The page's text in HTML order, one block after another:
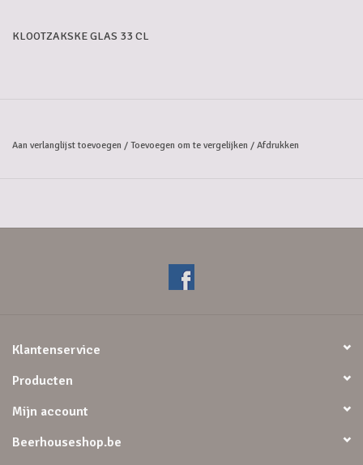
KLOOTZAKSKE GLAS 33 CL
Aan verlanglijst toevoegen / Toevoegen om te vergelijken / Afdrukken
Klantenservice
Producten
Mijn account
Beerhouseshop.be